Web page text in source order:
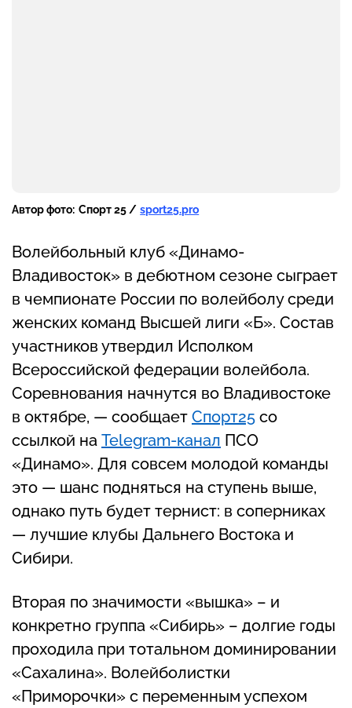
Автор фото: Спорт 25 / sport25.pro
Волейбольный клуб «Динамо-
Владивосток» в дебютном сезоне сыграет
в чемпионате России по волейболу среди
женских команд Высшей лиги «Б». Состав
участников утвердил Исполком
Всероссийской федерации волейбола.
Соревнования начнутся во Владивостоке
в октябре, — сообщает Спорт25 со
ссылкой на Telegram-канал ПСО
«Динамо». Для совсем молодой команды
это — шанс подняться на ступень выше,
однако путь будет тернист: в соперниках
— лучшие клубы Дальнего Востока и
Сибири.
Вторая по значимости «вышка» – и
конкретно группа «Сибирь» – долгие годы
проходила при тотальном доминировании
«Сахалина». Волейболистки
«Приморочки» с переменным успехом